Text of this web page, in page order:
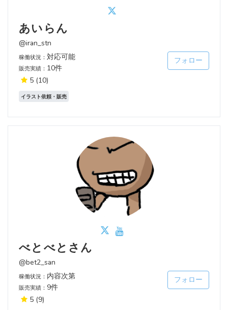
あいらん
@iran_stn
稼働状況： 対応可能
販売実績： 10件
5 (10)
フォロー
イラスト依頼・販売
べとべとさん
@bet2_san
稼働状況： 内容次第
販売実績： 9件
5 (9)
フォロー